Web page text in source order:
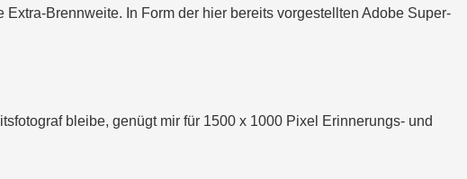
Brennweite. In Form der hier bereits vorgestellten Adobe Super-
bleibe, genügt mir für 1500 x 1000 Pixel Erinnerungs- und